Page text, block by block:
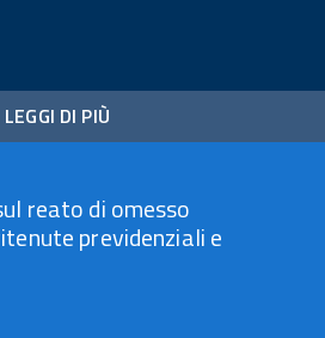
LEGGI DI PIÙ
reato di omesso
previdenziali e